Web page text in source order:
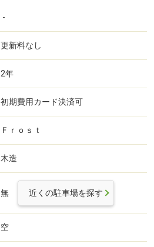
-
更新料なし
2年
初期費用カード決済可
Ｆｒｏｓｔ
木造
無 近くの駐車場を探す
空